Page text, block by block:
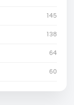
145
138
64
60